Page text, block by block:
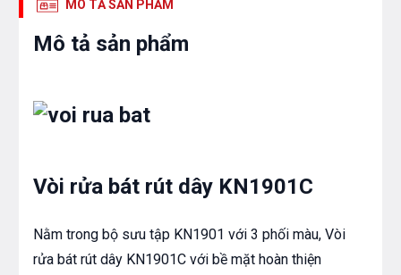
MÔ TẢ SẢN PHẨM
Mô tả sản phẩm
Vòi rửa bát rút dây KN1901C
Nằm trong bộ sưu tập KN1901 với 3 phối màu, Vòi
rửa bát rút dây KN1901C với bề mặt hoàn thiện